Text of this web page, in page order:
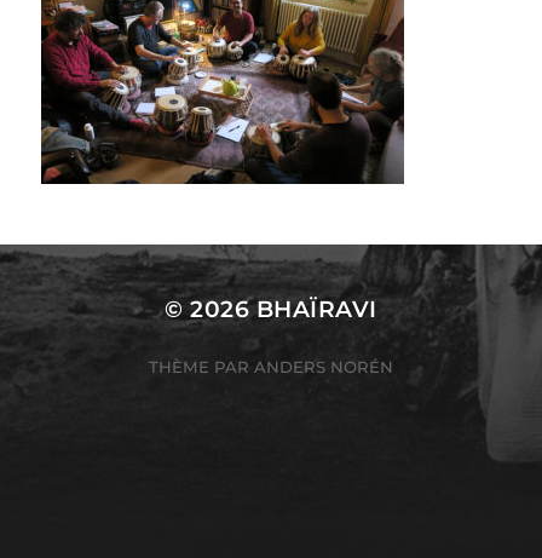
© 2026BHAÏRAVI
THÈME PAR ANDERS NORÉN